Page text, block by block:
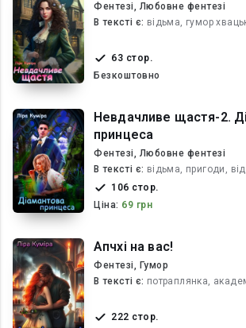
Фентезі, Любовне фентезі
В текcті є: відьма, гумор
63 стор.
Безкоштовно
Невдачливе щастя-2.
принцеса
Фентезі, Любовне фентезі
В текcті є: відьма, пригоди,
106 стор.
Ціна: 69 грн
Апчхі на вас!
Фентезі, Гумор
В текcті є: потраплянка,
222 стор.